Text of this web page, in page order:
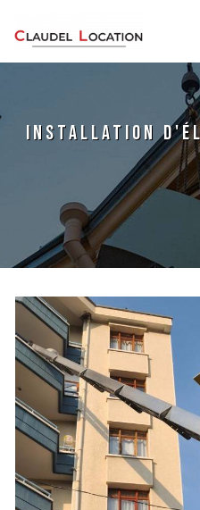
installation